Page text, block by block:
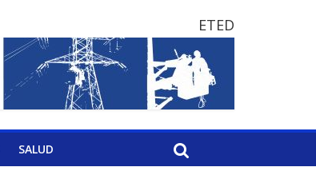
ETED
SALUD